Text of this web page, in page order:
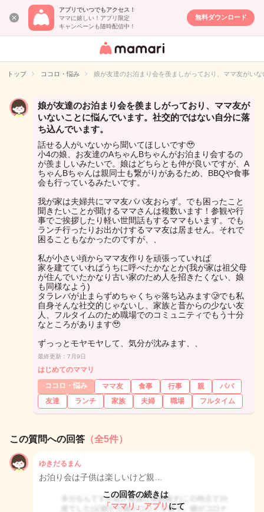
アプリでいつでもアクセス！
ママに嬉しい！アプリ限定
キャンペーンも随時配信中！
無料ダウンロード
女性専用匿名QA
イト
トップ ココロ・悩み 娘が友達のお泊まり会を羨ましがっており、ママ友がい
娘が友達のお泊まり会を羨ましがっており、ママ友が
いないことに悩んでいます。社交的ではない自分に落
ち込んでいます。
話せる人がいないから聞いてほしいです🥹
小4の娘、お友達のAちゃんBちゃんがお泊まり会するの
が羨ましいみたいで。娘はどちらとも仲が良いですが、A
ちゃんBちゃんは親同士も繋がりがあるため、BBQや食事
会も行っているみたいです。
我が家は夫婦共にママ友パパ友おらず。でも困ったこと
聞きたいことが聞けるママさんは複数います！参観や行
事でご挨拶したり軽い世間話もするママもいます。でも
ランチ行ったりお出かけするママ友は居ません。それで
困ることもなかったのですが、、
私が小さい頃からママ友作りを頑張っていれば
家を建てていればうちに呼べたかなとか(我が家は祖父母
が住んでいたかなり古い家のため人を招きたくない、娘
も同様なよう)
タラレバが止まらずめちゃくちゃ落ち込みます🥲でも私
自身そんな社交的じゃないし、家族と昔からの少ない友
人、フルタイムのため職場でのコミュニティでもう十分
なところがあります🥹
ずっっとモヤモヤして、気分が沈みます、、
最終更新：7月9日
はじめてのママリ
ココロ・悩み
ママ友 食事 行事 親
パパ
友達
ランチ 家族 夫婦 職場 フルタイム
この質問への回答 （全5件）
ゆきだるまん
お泊り会は子供は楽しいけど親…
この回答の続きは
「ママリ」アプリ にて